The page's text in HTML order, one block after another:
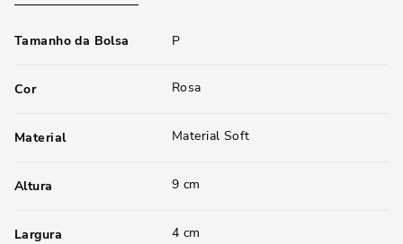
Tamanho da Bolsa P
Cor Rosa
Material Material Soft
Altura 9 cm
Largura 4 cm